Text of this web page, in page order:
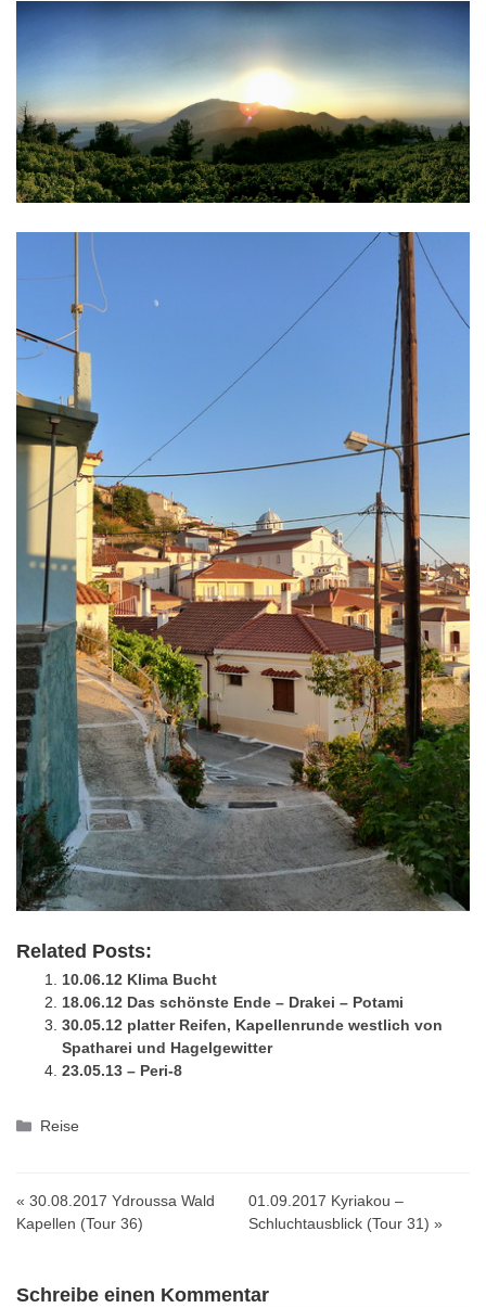
Related Posts:
10.06.12 Klima Bucht
18.06.12 Das schönste Ende – Drakei – Potami
30.05.12 platter Reifen, Kapellenrunde westlich von
Spatharei und Hagelgewitter
23.05.13 – Peri-8
Kategorien
Reise
« 30.08.2017 Ydroussa Wald
Kapellen (Tour 36)
01.09.2017 Kyriakou –
Schluchtausblick (Tour 31) »
Schreibe einen Kommentar